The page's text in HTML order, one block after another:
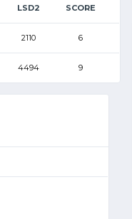
LSD2 SCORE
2110 6
4494 9